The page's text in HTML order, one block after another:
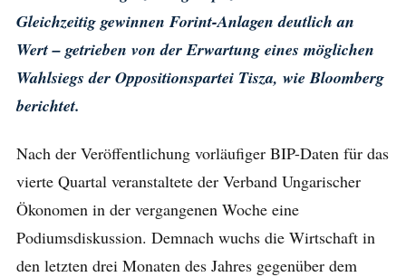
Gleichzeitig gewinnen Forint-Anlagen deutlich an
Wert – getrieben von der Erwartung eines möglichen
Wahlsiegs der Oppositionspartei Tisza, wie Bloomberg
berichtet.
Nach der Veröffentlichung vorläufiger BIP-Daten für das
vierte Quartal veranstaltete der Verband Ungarischer
Ökonomen in der vergangenen Woche eine
Podiumsdiskussion. Demnach wuchs die Wirtschaft in
den letzten drei Monaten des Jahres gegenüber dem